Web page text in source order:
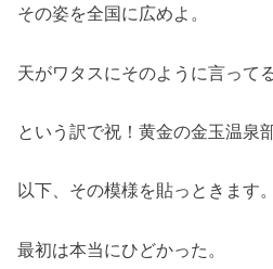
その姿を全国に広めよ。
天がワタスにそのように言って
という訳で祝！黄金の金玉温泉
以下、その模様を貼っときます。
最初は本当にひどかった。